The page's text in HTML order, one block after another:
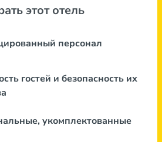
этот отель
персонал
гостей и безопасность их
укомплектованные